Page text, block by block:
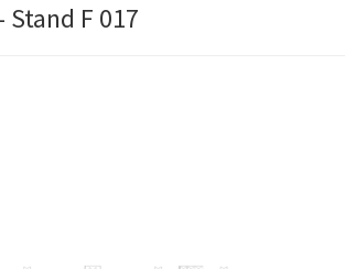
F 017